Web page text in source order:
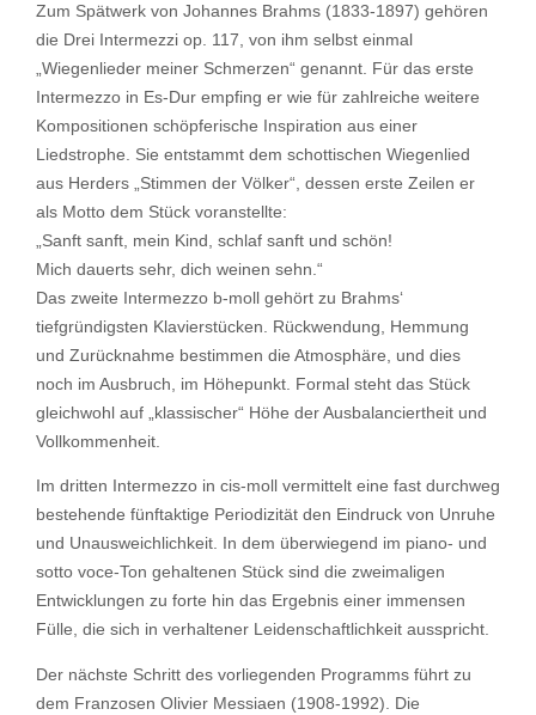
Zum Spätwerk von Johannes Brahms (1833-1897) gehören
die Drei Intermezzi op. 117, von ihm selbst einmal
„Wiegenlieder meiner Schmerzen“ genannt. Für das erste
Intermezzo in Es-Dur empfing er wie für zahlreiche weitere
Kompositionen schöpferische Inspiration aus einer
Liedstrophe. Sie entstammt dem schottischen Wiegenlied
aus Herders „Stimmen der Völker“, dessen erste Zeilen er
als Motto dem Stück voranstellte:
„Sanft sanft, mein Kind, schlaf sanft und schön!
Mich dauerts sehr, dich weinen sehn.“
Das zweite Intermezzo b-moll gehört zu Brahms‘
tiefgründigsten Klavierstücken. Rückwendung, Hemmung
und Zurücknahme bestimmen die Atmosphäre, und dies
noch im Ausbruch, im Höhepunkt. Formal steht das Stück
gleichwohl auf „klassischer“ Höhe der Ausbalanciertheit und
Vollkommenheit.
Im dritten Intermezzo in cis-moll vermittelt eine fast durchweg
bestehende fünftaktige Periodizität den Eindruck von Unruhe
und Unausweichlichkeit. In dem überwiegend im piano- und
sotto voce-Ton gehaltenen Stück sind die zweimaligen
Entwicklungen zu forte hin das Ergebnis einer immensen
Fülle, die sich in verhaltener Leidenschaftlichkeit ausspricht.
Der nächste Schritt des vorliegenden Programms führt zu
dem Franzosen Olivier Messiaen (1908-1992). Die